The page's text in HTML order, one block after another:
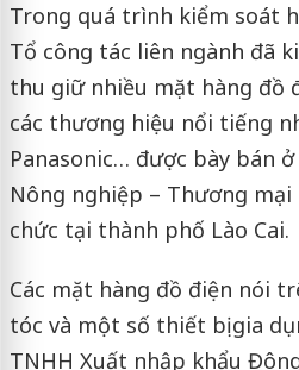
Trong quá trình kiểm soát
Tổ công tác liên ngành đã
thu giữ nhiều mặt hàng đồ
các thương hiệu nổi tiếng
Panasonic… được bày bán
Nông nghiệp – Thương mại
chức tại thành phố Lào Cai.
Các mặt hàng đồ điện nói
tóc và một số thiết bị gia
TNHH Xuất nhập khẩu